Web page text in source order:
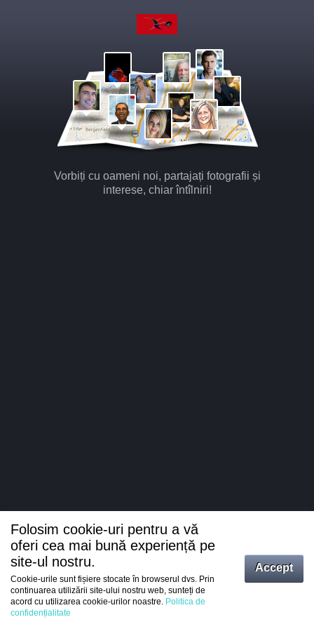
Vorbiți cu oameni noi, partajați fotografii și
interese, chiar întîlniri!
Intrați
Folosim cookie-uri pentru a vă
oferi cea mai bună experiență pe
site-ul nostru.
Cookie-urile sunt fișiere stocate în browserul dvs. Prin
continuarea utilizării site-ului nostru web, sunteți de
acord cu utilizarea cookie-urilor noastre. Politica de
confidențialitate
Accept